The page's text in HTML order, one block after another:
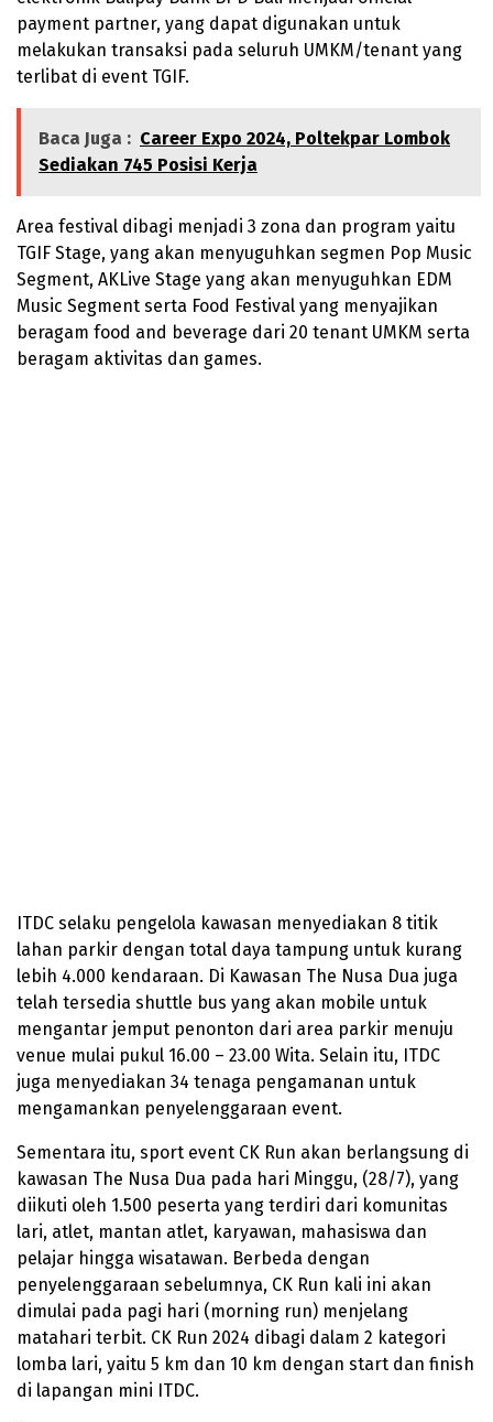
payment partner, yang dapat digunakan untuk
melakukan transaksi pada seluruh UMKM/tenant yang
terlibat di event TGIF.
Baca Juga : Career Expo 2024, Poltekpar Lombok
Sediakan 745 Posisi Kerja
Area festival dibagi menjadi 3 zona dan program yaitu
TGIF Stage, yang akan menyuguhkan segmen Pop Music
Segment, AKLive Stage yang akan menyuguhkan EDM
Music Segment serta Food Festival yang menyajikan
beragam food and beverage dari 20 tenant UMKM serta
beragam aktivitas dan games.
ITDC selaku pengelola kawasan menyediakan 8 titik
lahan parkir dengan total daya tampung untuk kurang
lebih 4.000 kendaraan. Di Kawasan The Nusa Dua juga
telah tersedia shuttle bus yang akan mobile untuk
mengantar jemput penonton dari area parkir menuju
venue mulai pukul 16.00 – 23.00 Wita. Selain itu, ITDC
juga menyediakan 34 tenaga pengamanan untuk
mengamankan penyelenggaraan event.
Sementara itu, sport event CK Run akan berlangsung di
kawasan The Nusa Dua pada hari Minggu, (28/7), yang
diikuti oleh 1.500 peserta yang terdiri dari komunitas
lari, atlet, mantan atlet, karyawan, mahasiswa dan
pelajar hingga wisatawan. Berbeda dengan
penyelenggaraan sebelumnya, CK Run kali ini akan
dimulai pada pagi hari (morning run) menjelang
matahari terbit. CK Run 2024 dibagi dalam 2 kategori
lomba lari, yaitu 5 km dan 10 km dengan start dan finish
di lapangan mini ITDC.